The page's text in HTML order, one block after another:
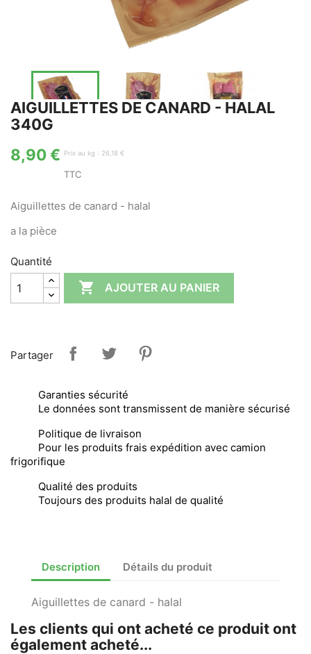

AIGUILLETTES DE CANARD - HALAL
340G
8,90 € Prix au kg : 26,18 €
TTC
Aiguillettes de canard - halal
a la pièce
Quantité
 AJOUTER AU PANIER
Partager
Garanties sécurité
Le données sont transmissent de manière sécurisé
Politique de livraison
Pour les produits frais expédition avec camion
frigorifique
Qualité des produits
Toujours des produits halal de qualité
Description Détails du produit
Aiguillettes de canard - halal
Les clients qui ont acheté ce produit ont
également acheté...